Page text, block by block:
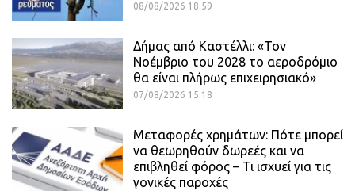
08/08/2026 18:59
Δήμας από Καστέλλι: «Τον
Νοέμβριο του 2028 το αεροδρόμιο
θα είναι πλήρως επιχειρησιακό»
07/08/2026 15:18
Μεταφορές χρημάτων: Πότε μπορεί
να θεωρηθούν δωρεές και να
επιβληθεί φόρος – Τι ισχυεί για τις
γονικές παροχές